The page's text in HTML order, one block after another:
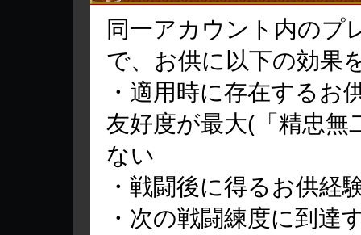
同一アカウント内のプ
で、お供に以下の効果
・適用時に存在するお
友好度が最大(「精忠無
ない
・戦闘後に得るお供経
・次の戦闘練度に到達